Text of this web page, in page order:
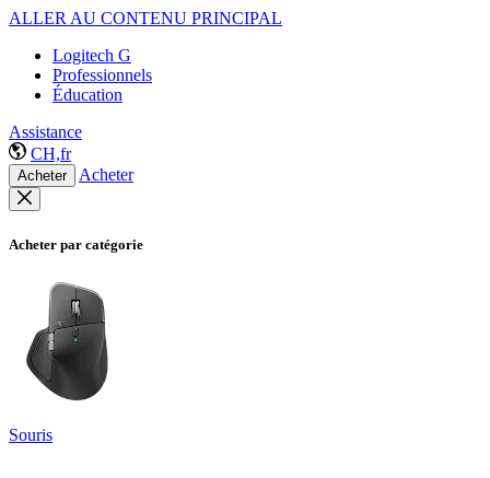
ALLER AU CONTENU PRINCIPAL
Logitech G
Professionnels
Éducation
Assistance
CH,fr
Acheter Acheter
Acheter par catégorie
Souris